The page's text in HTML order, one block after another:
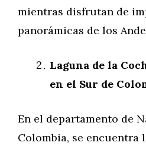
mientras disfrutan de
panorámicas de los
Laguna de la
en el Sur de
En el departamento de
Colombia, se encuentra